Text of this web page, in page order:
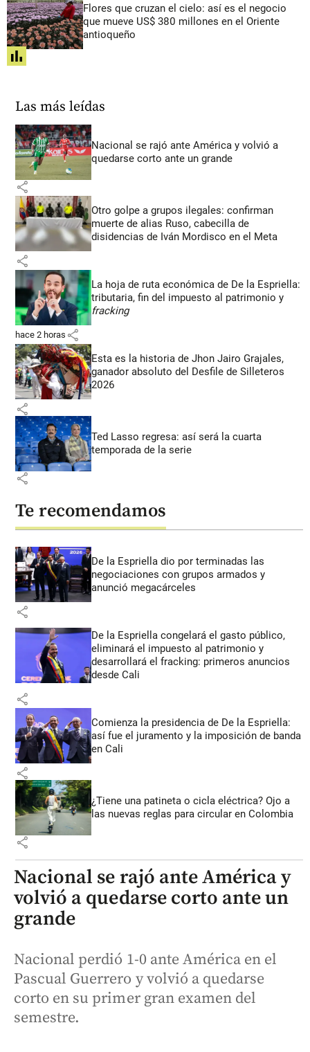
Flores que cruzan el cielo: así es el negocio
que mueve US$ 380 millones en el Oriente
antioqueño
share
Las más leídas
Nacional se rajó ante América y volvió a
quedarse corto ante un grande
share
Otro golpe a grupos ilegales: confirman
muerte de alias Ruso, cabecilla de
disidencias de Iván Mordisco en el Meta
share
La hoja de ruta económica de De la Espriella:
tributaria, fin del impuesto al patrimonio y
fracking
hace 2 horas share
Esta es la historia de Jhon Jairo Grajales,
ganador absoluto del Desfile de Silleteros
2026
share
Ted Lasso regresa: así será la cuarta
temporada de la serie
share
Te recomendamos
De la Espriella dio por terminadas las
negociaciones con grupos armados y
anunció megacárceles
share
De la Espriella congelará el gasto público,
eliminará el impuesto al patrimonio y
desarrollará el fracking: primeros anuncios
desde Cali
share
Comienza la presidencia de De la Espriella:
así fue el juramento y la imposición de banda
en Cali
share
¿Tiene una patineta o cicla eléctrica? Ojo a
las nuevas reglas para circular en Colombia
share
Nacional se rajó ante América y
volvió a quedarse corto ante un
grande
Nacional perdió 1-0 ante América en el
Pascual Guerrero y volvió a quedarse
corto en su primer gran examen del
semestre.